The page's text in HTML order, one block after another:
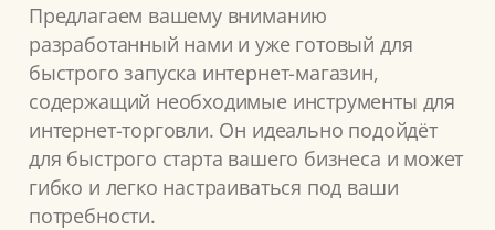
Предлагаем вашему вниманию
разработанный нами и уже готовый для
быстрого запуска интернет-магазин,
содержащий необходимые инструменты для
интернет-торговли. Он идеально подойдёт
для быстрого старта вашего бизнеса и может
гибко и легко настраиваться под ваши
потребности.